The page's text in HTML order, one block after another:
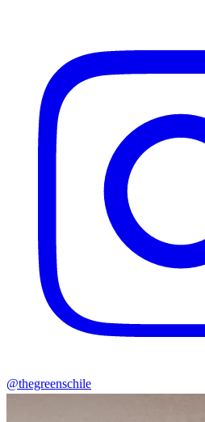
@thegreenschile